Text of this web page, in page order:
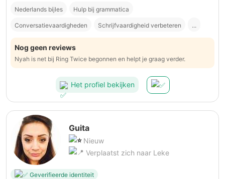
Nederlands bijles Hulp bij grammatica
Conversatievaardigheden Schrijfvaardigheid verbeteren ...
Nog geen reviews
Nyah is net bij Ring Twice begonnen en helpt je graag verder.
Het profiel bekijken
Guita
Nieuw
Verplaatst zich naar Leke
Geverifieerde identiteit